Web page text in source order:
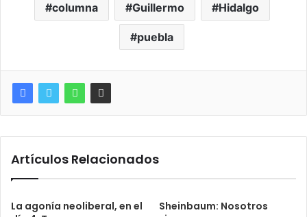
columna Guillermo Hidalgo
puebla
Artículos Relacionados
La agonía neoliberal, en el
Sheinbaum: Nosotros